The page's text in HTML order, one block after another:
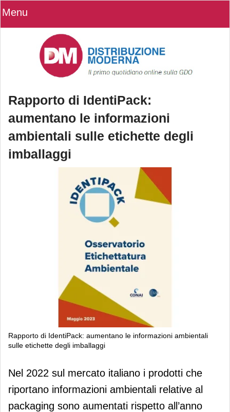
Menu
Rapporto di IdentiPack:
aumentano le informazioni
ambientali sulle etichette degli
imballaggi
Rapporto di IdentiPack: aumentano le informazioni ambientali
sulle etichette degli imballaggi
Rapporto di IdentiPack: aumentano le
informazioni ambientali sulle etichette
degli imballaggi
Nel 2022 sul mercato italiano i prodotti che
riportano informazioni ambientali relative al
packaging sono aumentati rispetto all’anno